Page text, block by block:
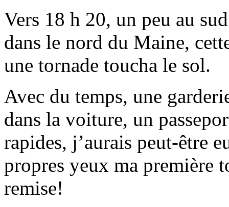
Vers 18 h 20, un peu au
dans le nord du Maine,
une tornade toucha le sol.
Avec du temps, une
dans la voiture, un
rapides, j’aurais peut-être
propres yeux ma première
remise!